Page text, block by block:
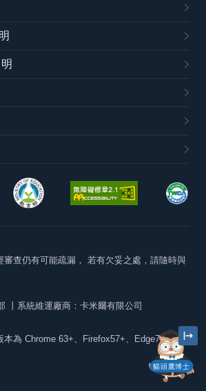
貓頭鷹博士
查仍有可能疏漏， 若有欠妥之處，請隨時與
丨系統維運廠商：卡米爾有限公司
本為 Chrome 63+、Firefox57+、Edge79+及